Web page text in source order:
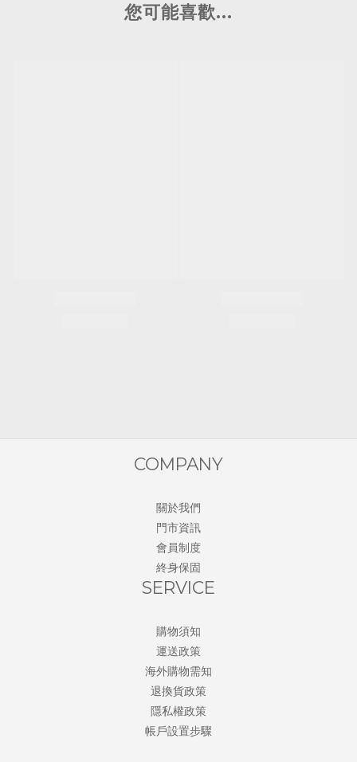
您可能喜歡...
COMPANY
關於我們
門市資訊
會員制度
終身保固
SERVICE
購物須知
運送政策
海外購物需知
退換貨政策
隱私權政策
帳戶設置步驟